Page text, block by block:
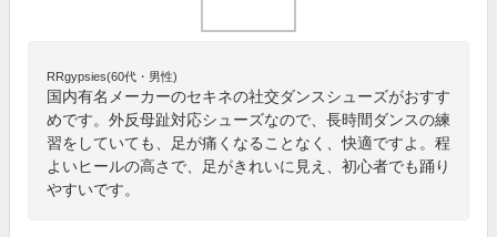
RRgypsies(60代・男性)
国内有名メーカーのセキネの社交ダンスシューズがおすす
めです。外反母趾対応シューズなので、長時間ダンスの練
習をしていても、足が痛くなることなく、快適ですよ。程
よいヒールの高さで、足がきれいに見え、初心者でも踊り
やすいです。